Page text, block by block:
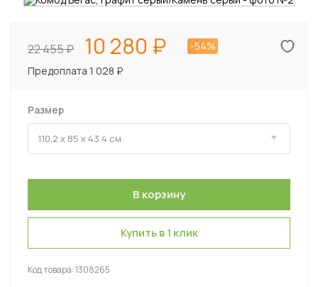
22 455 10 280
-54%
Предоплата 1 028 ₽
Размер
Купить в 1 клик
Код товара:1308265